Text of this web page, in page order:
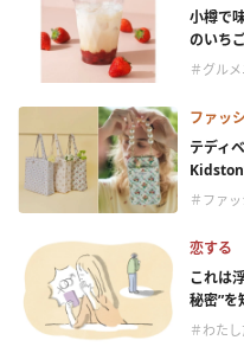
小樽で
のいち
＃グル
ファッ
テディ
＃ファ
恋する
これは
秘密”を
＃わた